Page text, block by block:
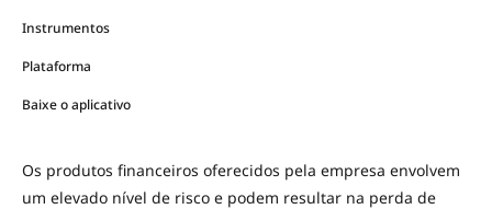
Instrumentos
Plataforma
Baixe o aplicativo
Os produtos financeiros oferecidos pela empresa envolvem
um elevado nível de risco e podem resultar na perda de